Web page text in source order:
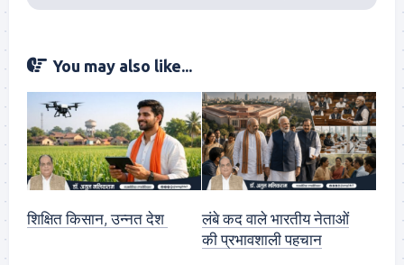
You may also like...
शिक्षित किसान, उन्नत देश
लंबे कद वाले भारतीय नेताओं
की प्रभावशाली पहचान